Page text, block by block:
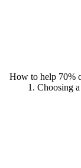
How to help 70%
1. Choosing